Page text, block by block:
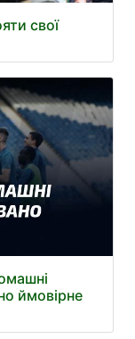
свої
ймовірне